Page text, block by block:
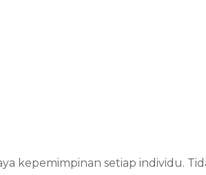
kepemimpinan setiap individu.